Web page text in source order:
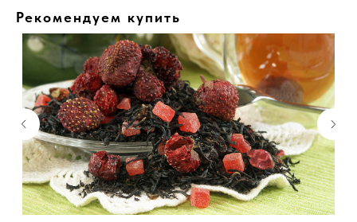
Рекомендуем купить